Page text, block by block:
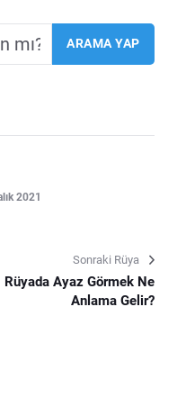
2021
Sonraki Rüya
Rüyada Ayaz Görmek Ne
Anlama Gelir?